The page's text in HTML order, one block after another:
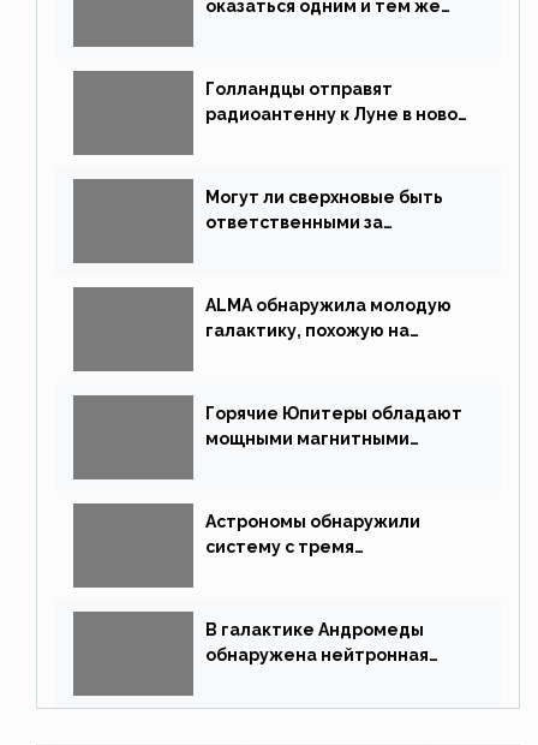
оказаться одним и тем же
Голландцы отправят
радиоантенну к Луне в новой
Могут ли сверхновые быть
ответственными за
ALMA обнаружила молодую
галактику, похожую на
Горячие Юпитеры обладают
мощными магнитными
Астрономы обнаружили
систему с тремя
В галактике Андромеды
обнаружена нейтронная